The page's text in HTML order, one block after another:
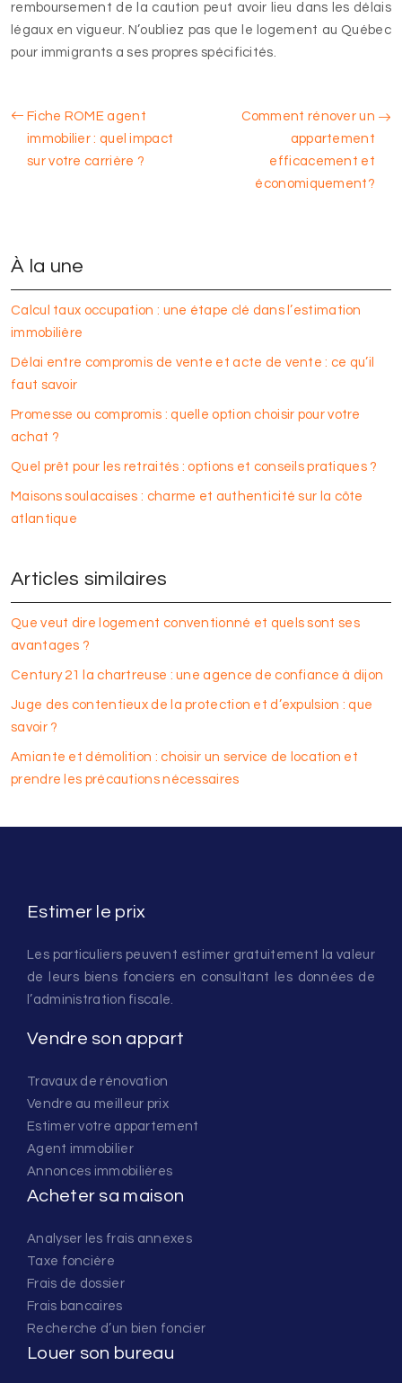
remboursement de la caution peut avoir lieu dans les délais
légaux en vigueur. N’oubliez pas que le logement au Québec
pour immigrants a ses propres spécificités.
Fiche ROME agent
immobilier : quel impact
sur votre carrière ?
Comment rénover un
appartement
efficacement et
économiquement?
À la une
Calcul taux occupation : une étape clé dans l’estimation
immobilière
Délai entre compromis de vente et acte de vente : ce qu’il
faut savoir
Promesse ou compromis : quelle option choisir pour votre
achat ?
Quel prêt pour les retraités : options et conseils pratiques ?
Maisons soulacaises : charme et authenticité sur la côte
atlantique
Articles similaires
Que veut dire logement conventionné et quels sont ses
avantages ?
Century 21 la chartreuse : une agence de confiance à dijon
Juge des contentieux de la protection et d’expulsion : que
savoir ?
Amiante et démolition : choisir un service de location et
prendre les précautions nécessaires
Estimer le prix
Les particuliers peuvent estimer gratuitement la valeur
de leurs biens fonciers en consultant les données de
l’administration fiscale.
Vendre son appart
Travaux de rénovation
Vendre au meilleur prix
Estimer votre appartement
Agent immobilier
Annonces immobilières
Acheter sa maison
Analyser les frais annexes
Taxe foncière
Frais de dossier
Frais bancaires
Recherche d’un bien foncier
Louer son bureau